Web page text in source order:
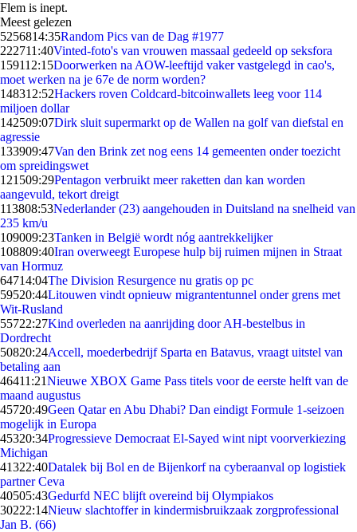
Flem is inept.
Meest gelezen
5256814:35Random Pics van de Dag #1977
222711:40Vinted-foto's van vrouwen massaal gedeeld op seksfora
159112:15Doorwerken na AOW-leeftijd vaker vastgelegd in cao's,
moet werken na je 67e de norm worden?
148312:52Hackers roven Coldcard-bitcoinwallets leeg voor 114
miljoen dollar
142509:07Dirk sluit supermarkt op de Wallen na golf van diefstal en
agressie
133909:47Van den Brink zet nog eens 14 gemeenten onder toezicht
om spreidingswet
121509:29Pentagon verbruikt meer raketten dan kan worden
aangevuld, tekort dreigt
113808:53Nederlander (23) aangehouden in Duitsland na snelheid van
235 km/u
109009:23Tanken in België wordt nóg aantrekkelijker
108809:40Iran overweegt Europese hulp bij ruimen mijnen in Straat
van Hormuz
64714:04The Division Resurgence nu gratis op pc
59520:44Litouwen vindt opnieuw migrantentunnel onder grens met
Wit-Rusland
55722:27Kind overleden na aanrijding door AH-bestelbus in
Dordrecht
50820:24Accell, moederbedrijf Sparta en Batavus, vraagt uitstel van
betaling aan
46411:21Nieuwe XBOX Game Pass titels voor de eerste helft van de
maand augustus
45720:49Geen Qatar en Abu Dhabi? Dan eindigt Formule 1-seizoen
mogelijk in Europa
45320:34Progressieve Democraat El-Sayed wint nipt voorverkiezing
Michigan
41322:40Datalek bij Bol en de Bijenkorf na cyberaanval op logistiek
partner Ceva
40505:43Gedurfd NEC blijft overeind bij Olympiakos
30222:14Nieuw slachtoffer in kindermisbruikzaak zorgprofessional
Jan B. (66)